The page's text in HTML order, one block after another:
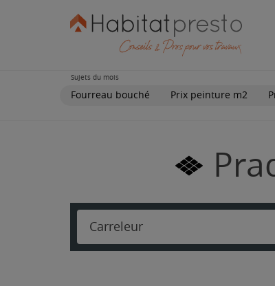
Sujets du mois
Fourreau bouché Prix peinture m2
Carreleur